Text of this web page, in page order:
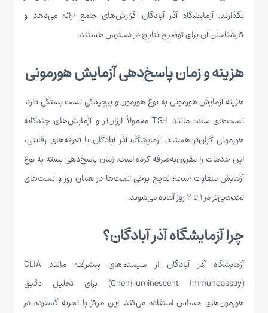
بگذارند. آزمایشگاه آذر آبادگان گزارش‌های جامع ارائه می‌دهد و
کارشناسان آن برای توضیح نتایج در دسترس هستند.
هزینه و زمان پاسخ‌دهی آزمایش هورمونی
هزینه آزمایش هورمونی به نوع هورمون و پیچیدگی تست بستگی دارد.
تست‌های ساده مانند TSH معمولاً ارزان‌تر و آزمایش‌های چندگانه
هورمونی گران‌تر هستند. آزمایشگاه آذر آبادگان با تعرفه‌های رقابتی،
این خدمات را مقرون‌به‌صرفه کرده است. زمان پاسخ‌دهی بسته به نوع
آزمایش متفاوت است؛ نتایج برخی تست‌ها در همان روز و تست‌های
تخصصی‌تر در ۱ تا ۲ روز آماده می‌شوند.
چرا آزمایشگاه آذر آبادگان؟
آزمایشگاه آذر آبادگان از سیستم‌های پیشرفته مانند CLIA
(Chemiluminescent Immunoassay) برای تحلیل دقیق
هورمون‌های حساس استفاده می‌کند. این مرکز با تجربه گسترده در